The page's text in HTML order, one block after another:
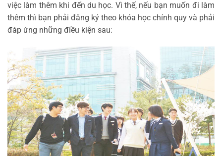
việc làm thêm khi đến du học. Vì thế, nếu bạn muốn đi làm
thêm thì bạn phải đăng ký theo khóa học chính quy và phải
đáp ứng những điều kiện sau: